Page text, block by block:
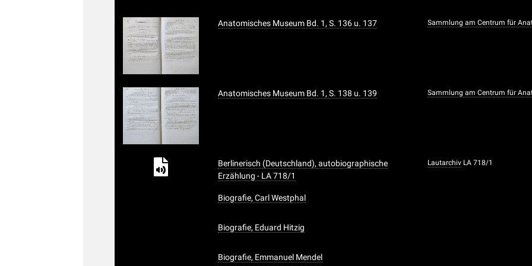
Anatomisches Museum Bd. 1, S. 136 u. 137 Sammlung am Centrum für
Anatomisches Museum Bd. 1, S. 138 u. 139 Sammlung am Centrum für
Berlinerisch (Deutschland), autobiographische
Erzählung - LA 718/1
Lautarchiv LA 718/1
Biografie, Carl Westphal
Biografie, Eduard Hitzig
Biografie, Emmanuel Mendel